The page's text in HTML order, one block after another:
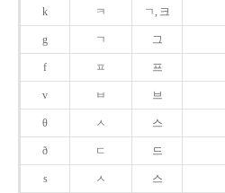
k ㅋ ㄱ, 크
g ㄱ 그
f ㅍ 프
v ㅂ 브
θ ㅅ 스
ð ㄷ 드
s ㅅ 스